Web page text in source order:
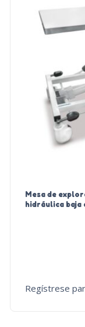
Mesa de
hidráulica baja
Regístrese